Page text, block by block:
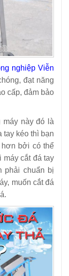
nghiệp Viễn
đạt năng
cấp, đảm bảo
máy này đó là
tay kéo thì bạn
hơn bởi có thể
máy cắt đá tay
phải chuẩn bị
muốn cắt đá